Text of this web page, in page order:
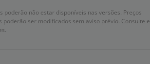
não estar disponíveis nas versões. Preços
poderão ser modificados sem aviso prévio. Consulte e